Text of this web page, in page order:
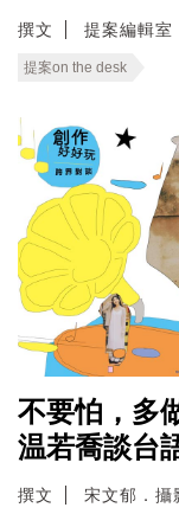
撰文 提案編輯室
提案on the desk
不要怕，多
温若喬談台
撰文 宋文郁．攝